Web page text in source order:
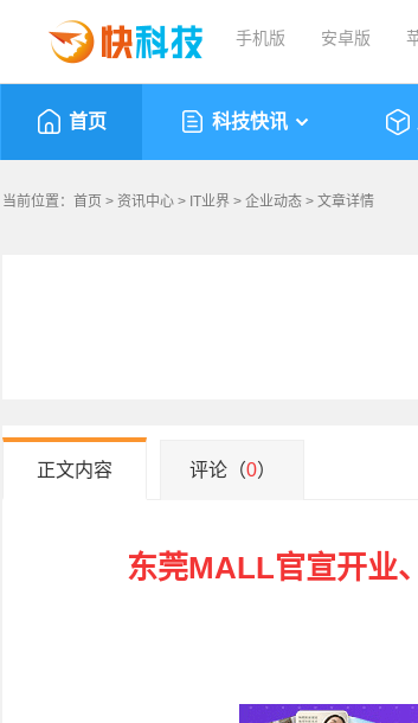
手机版 安卓版
首页 科技快讯
当前位置： 首页 > 资讯中心 > IT业界 > 企业动态 > 文章详情
正文内容 评论（0）
东莞MALL官宣开业